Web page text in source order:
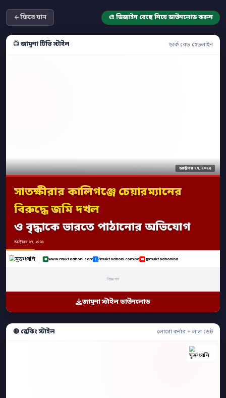
ফিরে যান 🎨 ডিজাইন বেছে নিয়ে ডাউনলোড করুন
📺 জামুনা টিভি স্টাইল ডার্ক রেড হেডলাইন
অক্টোবর ২৭, ২০২৫
সাতক্ষীরার কালিগঞ্জে চেয়ারম্যানের
বিরুদ্ধে জমি দখল
ও বৃদ্ধাকে ভারতে পাঠানোর অভিযোগ
অক্টোবর ২৭, ২০২৫
www.muktodhoni.com /muktodhoni.com.bd @muktodhonibd
বিজ্ঞাপন
জামুনা স্টাইল ডাউনলোড
🔴 ব্রেকিং স্টাইল লোগো কর্নার + লাল ডেট